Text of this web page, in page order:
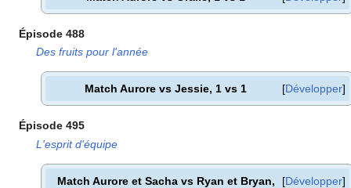
Épisode 488
Des fruits pour l'année
Développer
Match Aurore vs Jessie, 1 vs 1
Épisode 495
L'esprit d'équipe
Développer
Match Aurore et Sacha vs Ryan et Bryan,